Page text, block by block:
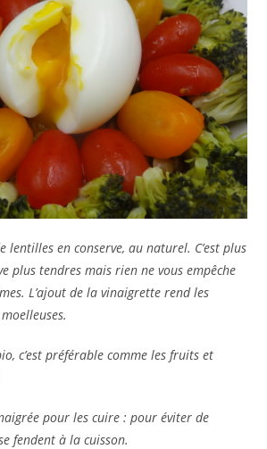
lentilles en conserve, au naturel. C’est plus
plus tendres mais rien ne vous empêche
L’ajout de la vinaigrette rend les
c’est préférable comme les fruits et
pour les cuire : pour éviter de
fendent à la cuisson.